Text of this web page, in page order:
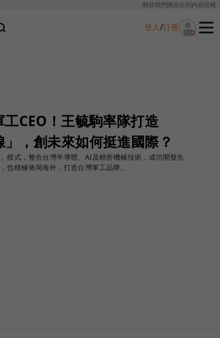
關於我們廣告合作內容授權
登入/註冊
CEO！王毓駒率隊打造
，創未來如何挺進國際？
模式，整合台灣半導體、AI及精密機械技術，成功開發先
也積極佈局海外，打造台灣軍工品牌。